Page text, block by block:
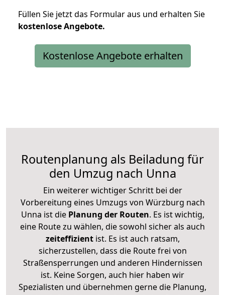
Füllen Sie jetzt das Formular aus und erhalten Sie
kostenloseAngebote.
Kostenlose Angebote erhalten
Routenplanung als Beiladung für
den Umzug nach Unna
Ein weiterer wichtiger Schritt bei der
Vorbereitung eines Umzugs von Würzburg nach
Unna ist diePlanung der Routen. Es ist wichtig,
eine Route zu wählen, die sowohl sicher als auch
zeiteffizientist. Es ist auch ratsam,
sicherzustellen, dass die Route frei von
Straßensperrungen und anderen Hindernissen
ist. Keine Sorgen, auch hier haben wir
Spezialisten und übernehmen gerne die Planung,